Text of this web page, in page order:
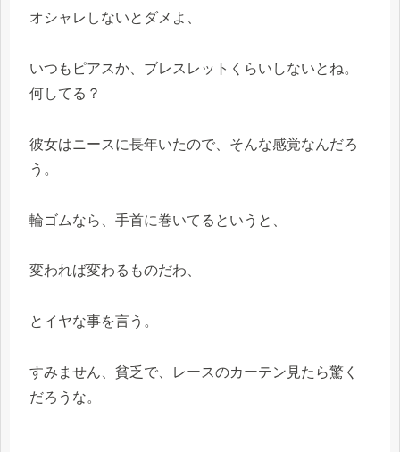
オシャレしないとダメよ、
いつもピアスか、ブレスレットくらいしないとね。
何してる？
彼女はニースに長年いたので、そんな感覚なんだろ
う。
輪ゴムなら、手首に巻いてるというと、
変われば変わるものだわ、
とイヤな事を言う。
すみません、貧乏で、レースのカーテン見たら驚く
だろうな。